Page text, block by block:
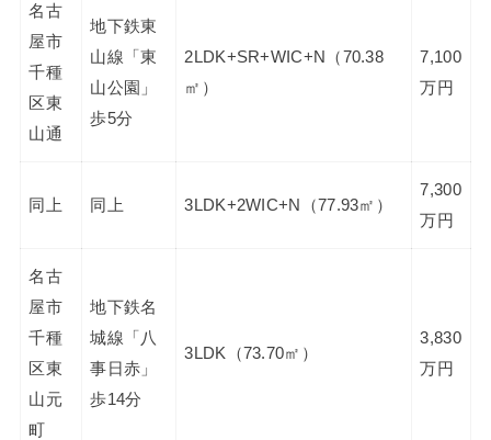
名古
屋市
千種
区東
山通
地下鉄東
山線「東
山公園」
歩5分
2LDK+SR+WIC+N（70.38
㎡）
7,100
万円
同上 同上 3LDK+2WIC+N（77.93㎡）
7,300
万円
名古
屋市
千種
区東
山元
町
地下鉄名
城線「八
事日赤」
歩14分
3LDK（73.70㎡）
3,830
万円